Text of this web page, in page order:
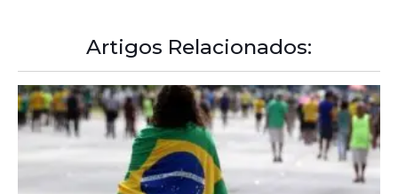
A Democracia Contemporânea